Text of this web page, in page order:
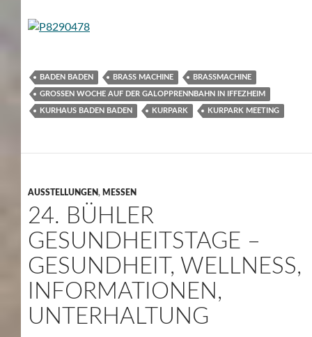
BADEN BADEN BRASS MACHINE BRASSMACHINE
GROSSEN WOCHE AUF DER GALOPPRENNBAHN IN IFFEZHEIM
KURHAUS BADEN BADEN KURPARK KURPARK MEETING
AUSSTELLUNGEN, MESSEN
24. BÜHLER
GESUNDHEITSTAGE –
GESUNDHEIT, WELLNESS,
INFORMATIONEN,
UNTERHALTUNG